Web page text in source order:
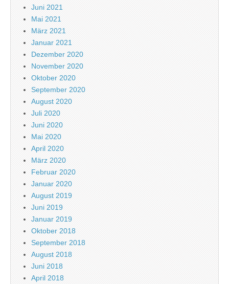
Juni 2021
Mai 2021
März 2021
Januar 2021
Dezember 2020
November 2020
Oktober 2020
September 2020
August 2020
Juli 2020
Juni 2020
Mai 2020
April 2020
März 2020
Februar 2020
Januar 2020
August 2019
Juni 2019
Januar 2019
Oktober 2018
September 2018
August 2018
Juni 2018
April 2018